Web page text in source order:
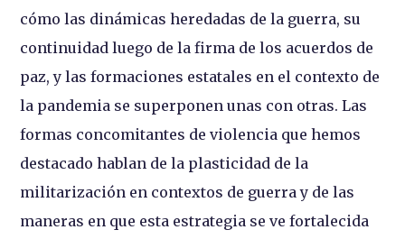
cómo las dinámicas heredadas de la guerra, su
continuidad luego de la firma de los acuerdos de
paz, y las formaciones estatales en el contexto de
la pandemia se superponen unas con otras. Las
formas concomitantes de violencia que hemos
destacado hablan de la plasticidad de la
militarización en contextos de guerra y de las
maneras en que esta estrategia se ve fortalecida